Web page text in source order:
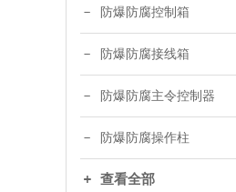
防爆防腐控制箱
防爆防腐接线箱
防爆防腐主令控制器
防爆防腐操作柱
查看全部